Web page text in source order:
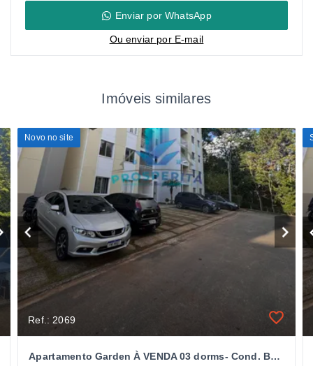
Enviar por WhatsApp
Ou enviar por E-mail
Imóveis similares
Novo no site
Ref.: 2069
Apartamento Garden À VENDA 03 dorms- Cond. Bosque Clube Cotia/SP